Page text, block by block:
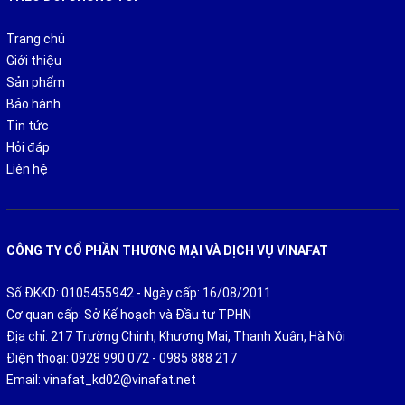
được gắn ở thang ngang nhằm bảo vệ thang mỗi khi
dùng có tải trọng lớn giúp thang vẫn giữu tốt tải trọng
và giữ thăng bằng cực tốt.
Trang chủ
Giới thiệu
Sản phẩm
Bảo hành
Tin tức
Hỏi đáp
Liên hệ
CÔNG TY CỔ PHẦN THƯƠNG MẠI VÀ DỊCH VỤ VINAFAT
Số ĐKKD: 0105455942 - Ngày cấp: 16/08/2011
Cơ quan cấp: Sở Kế hoạch và Đầu tư TPHN
Địa chỉ: 217 Trường Chinh, Khương Mai, Thanh Xuân, Hà Nôi
Điện thoại: 0928 990 072 - 0985 888 217
Email: vinafat_kd02@vinafat.net